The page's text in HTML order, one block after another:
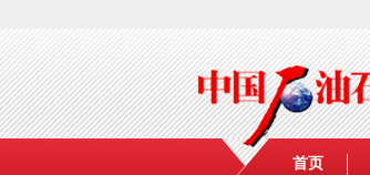
首页